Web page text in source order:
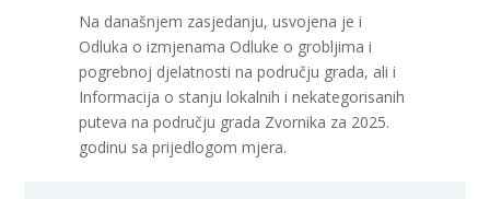
Na današnjem zasjedanju, usvojena je i
Odluka o izmjenama Odluke o grobljima i
pogrebnoj djelatnosti na području grada, ali i
Informacija o stanju lokalnih i nekategorisanih
puteva na području grada Zvornika za 2025.
godinu sa prijedlogom mjera.